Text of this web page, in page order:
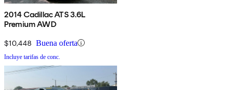
2014 Cadillac ATS 3.6L
Premium AWD
$10,448 Buena oferta
Incluye tarifas de conc.